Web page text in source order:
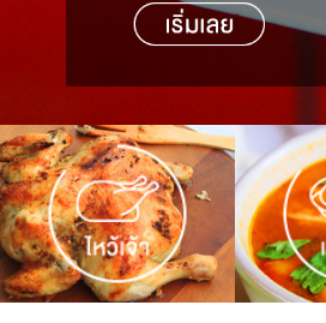
เปรียบเทียบน้ำหนักวัตถุดิบ
ชั่งตวงเนย